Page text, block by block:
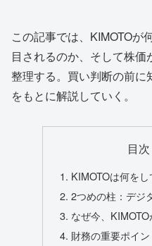
この記事では、KIMOTOが
目されるのか、そして株
整理する。買い判断の前に
をもとに解説していく。
目次
KIMOTOは何を
2つめの柱：デジ
なぜ今、
財務の重要ポイン